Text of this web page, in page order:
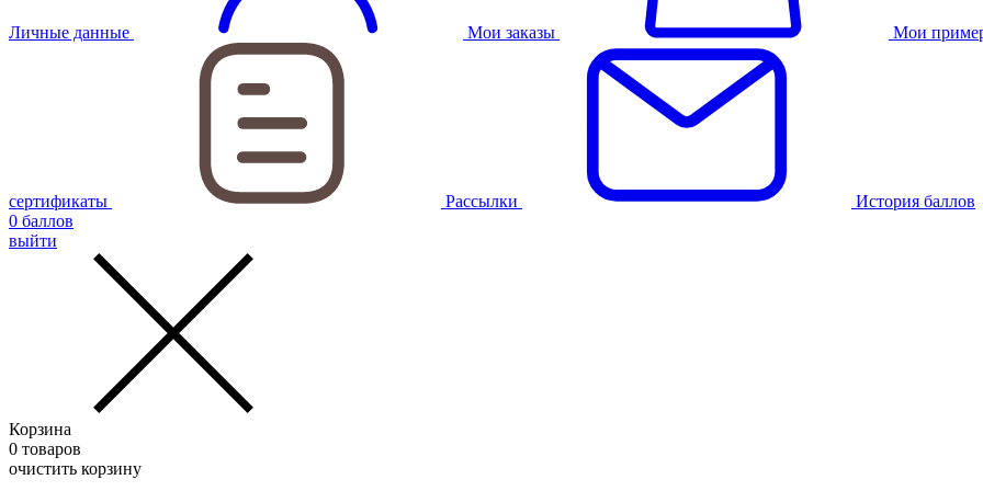
Личные данные Мои заказы Мои
сертификаты Рассылки
История баллов
0 баллов
выйти
Корзина
0 товаров
очистить корзину